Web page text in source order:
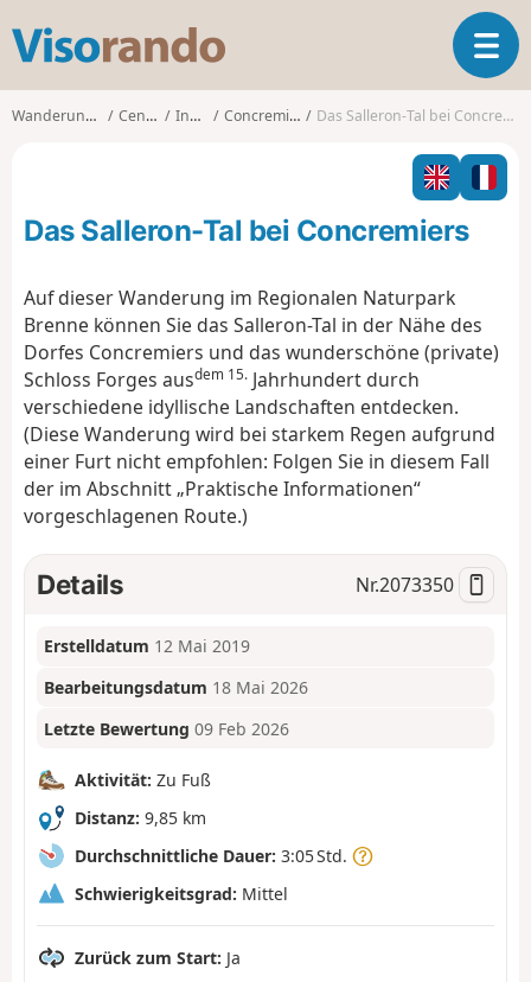
s
o
o
T
o
l
n
t
n
Wanderungen Centre Indre Concremiers Das Salleron-Tal bei Concremiers
Das Salleron-Tal bei Concremiers
Auf dieser Wanderung im Regionalen Naturpark
Brenne können Sie das Salleron-Tal in der Nähe des
Dorfes Concremiers und das wunderschöne (private)
Schloss Forges ausdem 15. Jahrhundert durch
verschiedene idyllische Landschaften entdecken.
(Diese Wanderung wird bei starkem Regen aufgrund
einer Furt nicht empfohlen: Folgen Sie in diesem Fall
der im Abschnitt „Praktische Informationen“
vorgeschlagenen Route.)
Details Nr.2073350
Erstelldatum 12 Mai 2019
Bearbeitungsdatum 18 Mai 2026
Letzte Bewertung 09 Feb 2026
Aktivität: Zu Fuß
Distanz: 9,85 km
Durchschnittliche Dauer: 3:05 Std.
Schwierigkeitsgrad: Mittel
Zurück zum Start: Ja